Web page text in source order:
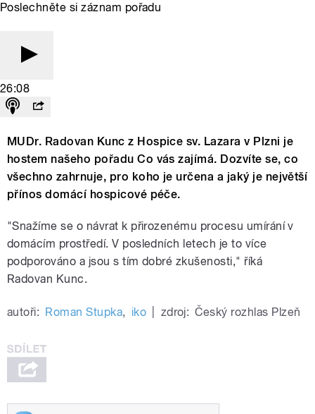
Poslechněte si záznam pořadu
26:08
MUDr. Radovan Kunc z Hospice sv. Lazara v Plzni je
hostem našeho pořadu Co vás zajímá. Dozvíte se, co
všechno zahrnuje, pro koho je určena a jaký je největší
přínos domácí hospicové péče.
"Snažíme se o návrat k přirozenému procesu umírání v
domácím prostředí. V posledních letech je to více
podporováno a jsou s tím dobré zkušenosti," říká
Radovan Kunc.
autoři: Roman Stupka, iko zdroj: Český rozhlas Plzeň